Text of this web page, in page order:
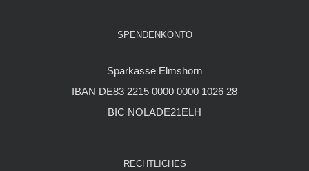
SPENDENKONTO
Sparkasse Elmshorn
IBAN DE83 2215 0000 0000 1026 28
BIC NOLADE21ELH
RECHTLICHES